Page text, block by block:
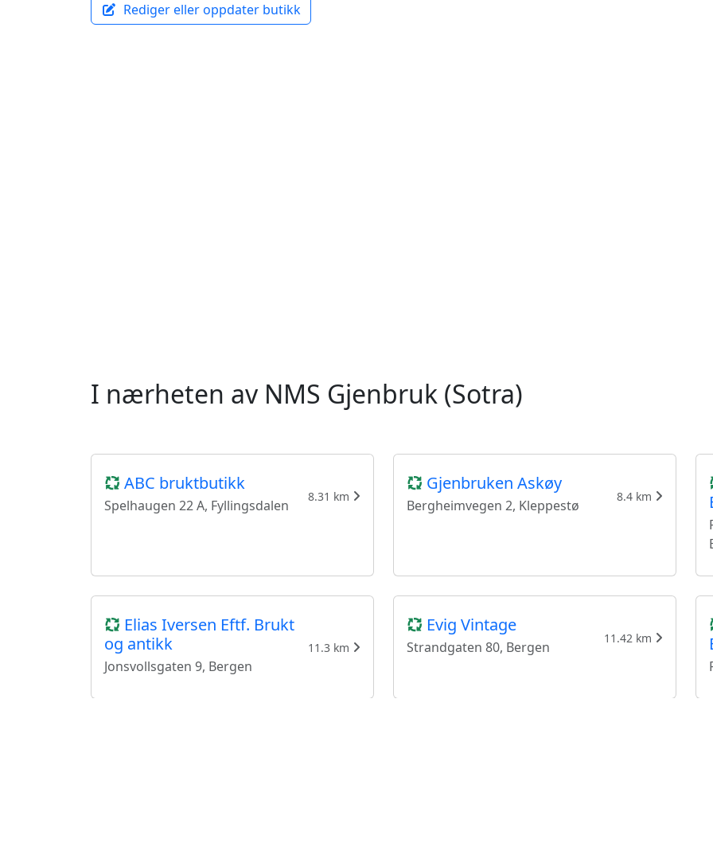
Rediger eller oppdater butikk
I nærheten av NMS Gjenbruk (Sotra)
ABC bruktbutikk
Spelhaugen 22 A, Fyllingsdalen
8.31 km
Gjenbruken Askøy
Bergheimvegen 2, Kleppestø
8.4 km
Elias Iversen Eftf. Brukt
og antikk
Jonsvollsgaten 9, Bergen
11.3 km
Evig Vintage
Strandgaten 80, Bergen
11.42 km